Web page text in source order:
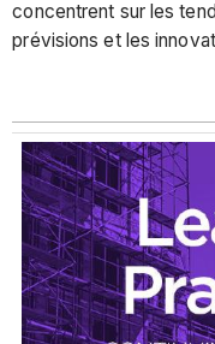
concentrent sur les
prévisions et les